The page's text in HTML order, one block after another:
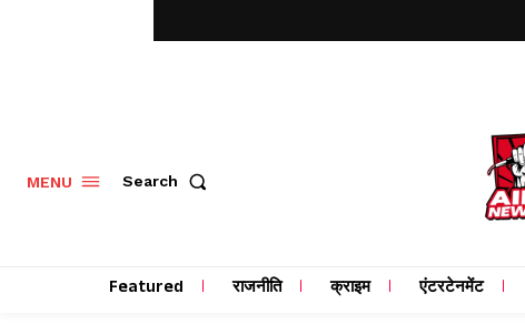
MENU Search
Featured राजनीति क्राइम एंटरटेनमेंट